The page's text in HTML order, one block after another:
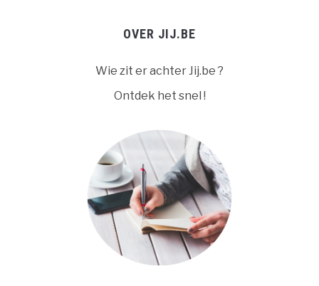
OVER JIJ.BE
Wie zit er achter Jij.be ?
Ontdek het snel !